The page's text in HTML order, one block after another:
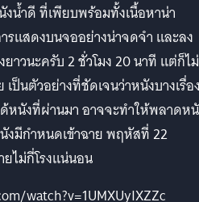
งน้ำดี ที่เพียบพร้อมทั้งเนื้อหาน่า
รแสดงบนจออย่างน่าจดจำ และลง
าวนะครับ 2 ชั่วโมง 20 นาที แต่ก็ไ
เป็นตัวอย่างที่ชัดเจนว่าหนังบางเรื่อ
ด้หนังที่ผ่านมา อาจจะทำให้พลาดห
งมีกำหนดเข้าฉาย พฤหัสที่ 22
ไม่กี่โรงแน่นอน
watch?v=1UMXUyIXZZc